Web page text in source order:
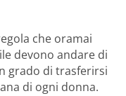
che oramai
devono andare di
grado di trasferirsi
di ogni donna.